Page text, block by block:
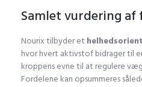
Samlet vurdering af
Nourix tilbyder et
hvor hvert aktivstof bidrager til
kroppens evne til at regulere
Fordelene kan opsummeres